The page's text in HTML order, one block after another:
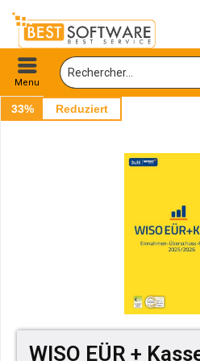
Menu
33% Reduziert
WISO EÜR +